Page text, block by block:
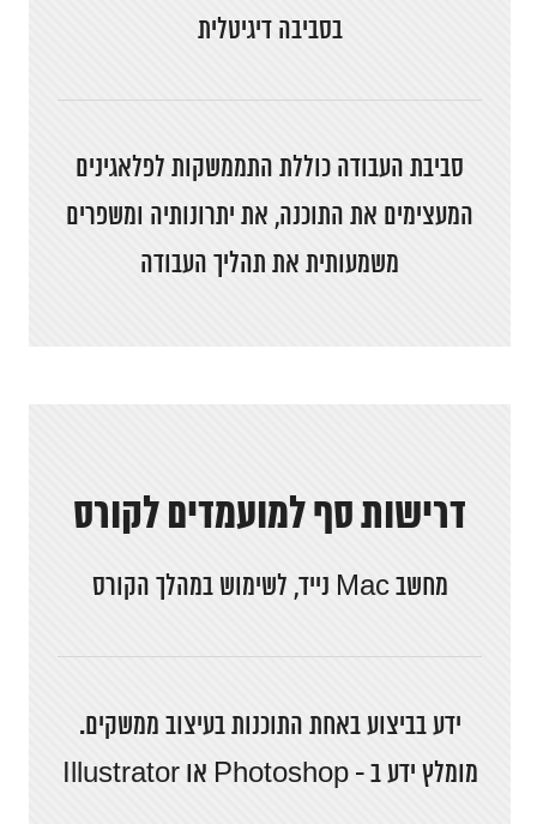
בסביבה דיגיטלית
סביבת העבודה כוללת התממשקות לפלאגינים
המעצימים את התוכנה, את יתרונותיה ומשפרים
משמעותית את תהליך העבודה
דרישות סף למועמדים לקורס
מחשב Mac נייד, לשימוש במהלך הקורס
ידע בביצוע באחת התוכנות בעיצוב ממשקים.
מומלץ ידע ב - Photoshop או Illustrator